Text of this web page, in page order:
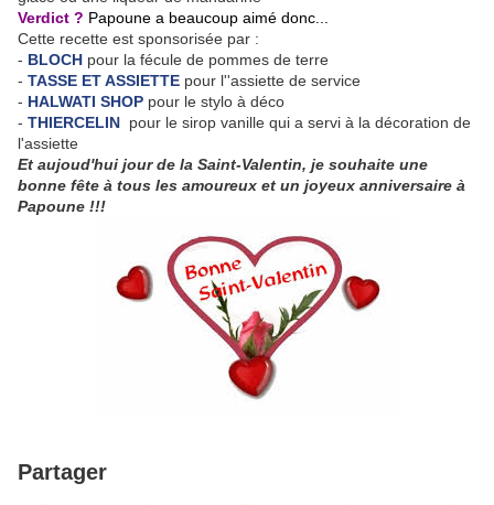
Verdict ? Papoune a beaucoup aimé donc...
Cette recette est sponsorisée par :
- BLOCH pour la fécule de pommes de terre
- TASSE ET ASSIETTE pour l''assiette de service
- HALWATI SHOP pour le stylo à déco
- THIERCELIN pour le sirop vanille qui a servi à la décoration de
l'assiette
Et aujoud'hui jour de la Saint-Valentin, je souhaite une
bonne fête à tous les amoureux et un joyeux anniversaire à
Papoune !!!
Partager